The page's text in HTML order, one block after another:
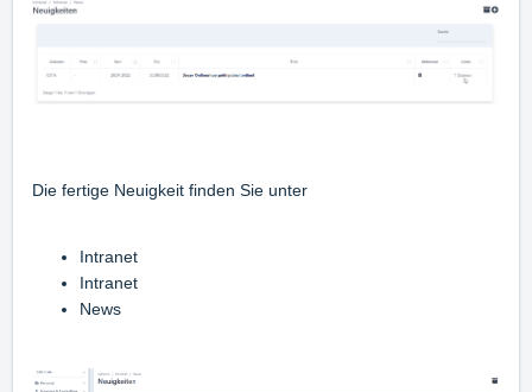
Die fertige Neuigkeit finden Sie unter
Intranet
Intranet
News